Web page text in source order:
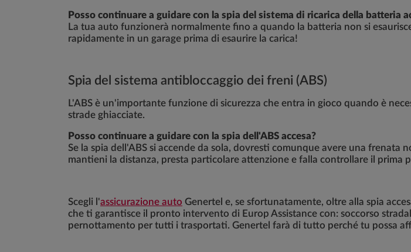
Posso continuare a guidare con la spia del sistema di ricarica della batteria
La tua auto funzionerà normalmente fino a quando la batteria non si
rapidamente in un garage prima di esaurire la carica!
Spia del sistema antibloccaggio dei freni (ABS)
L'ABS è un'importante funzione di sicurezza che entra in gioco quando è
strade ghiacciate.
Posso continuare a guidare con la spia dell'ABS accesa?
Se la spia dell'ABS si accende da sola, dovresti comunque avere una
mantieni la distanza, presta particolare attenzione e falla controllare il prima
Scegli l'assicurazione auto Genertel e, se sfortunatamente, oltre alla spia
che ti garantisce il pronto intervento di Europ Assistance con: soccorso
pernottamento per tutti i trasportati. Genertel farà di tutto perché tu possa